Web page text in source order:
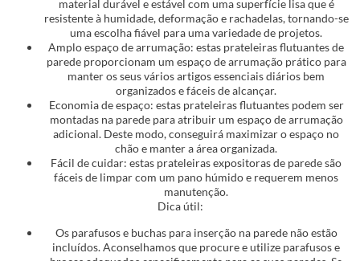
material durável e estável com uma superfície lisa que é
resistente à humidade, deformação e rachadelas, tornando-se
uma escolha fiável para uma variedade de projetos.
Amplo espaço de arrumação: estas prateleiras flutuantes de
parede proporcionam um espaço de arrumação prático para
manter os seus vários artigos essenciais diários bem
organizados e fáceis de alcançar.
Economia de espaço: estas prateleiras flutuantes podem ser
montadas na parede para atribuir um espaço de arrumação
adicional. Deste modo, conseguirá maximizar o espaço no
chão e manter a área organizada.
Fácil de cuidar: estas prateleiras expositoras de parede são
fáceis de limpar com um pano húmido e requerem menos
manutenção.
Dica útil:
Os parafusos e buchas para inserção na parede não estão
incluídos. Aconselhamos que procure e utilize parafusos e